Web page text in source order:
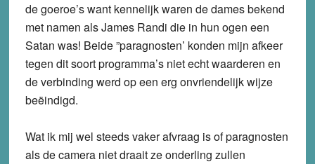
de goeroe’s want kennelijk waren de dames bekend
met namen als James Randi die in hun ogen een
Satan was! Beide ”paragnosten’ konden mijn afkeer
tegen dit soort programma’s niet echt waarderen en
de verbinding werd op een erg onvriendelijk wijze
beëindigd.
Wat ik mij wel steeds vaker afvraag is of paragnosten
als de camera niet draait ze onderling zullen